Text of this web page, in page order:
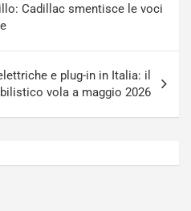
Cadillac smentisce le voci
e plug-in in Italia: il
vola a maggio 2026